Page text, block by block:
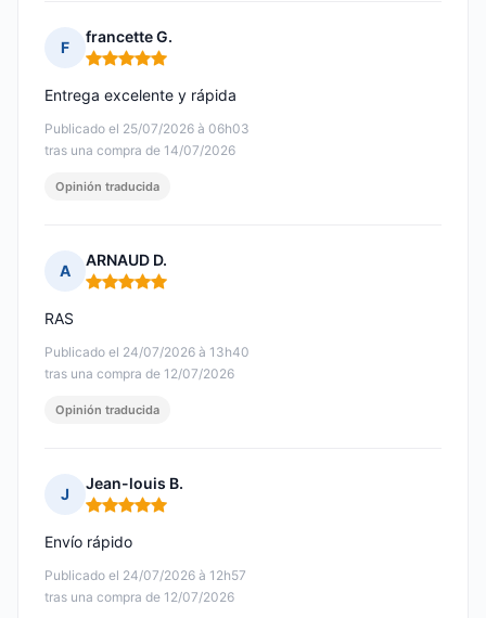
F
francette G.
Nota: 5 de 5
Publicado el 25/07/2026 à 06h03
tras una compra de 14/07/2026
Entrega excelente y rápida
Opinión traducida
A
ARNAUD D.
Nota: 5 de 5
Publicado el 24/07/2026 à 13h40
tras una compra de 12/07/2026
RAS
Opinión traducida
J
Jean-louis B.
Nota: 5 de 5
Publicado el 24/07/2026 à 12h57
tras una compra de 12/07/2026
Envío rápido